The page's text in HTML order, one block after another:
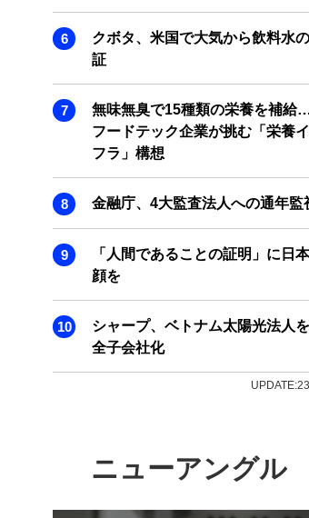
クボタ、米国で大気から飲料水
証
無味無臭で15種類の栄養を補給
フードテック企業が挑む「栄養
フラ」構想
金融庁、4大監査法人への通年監
「人間であることの証明」に日
顔を
シャープ、ベトナム太陽光法人
全子会社化
ニューアングル